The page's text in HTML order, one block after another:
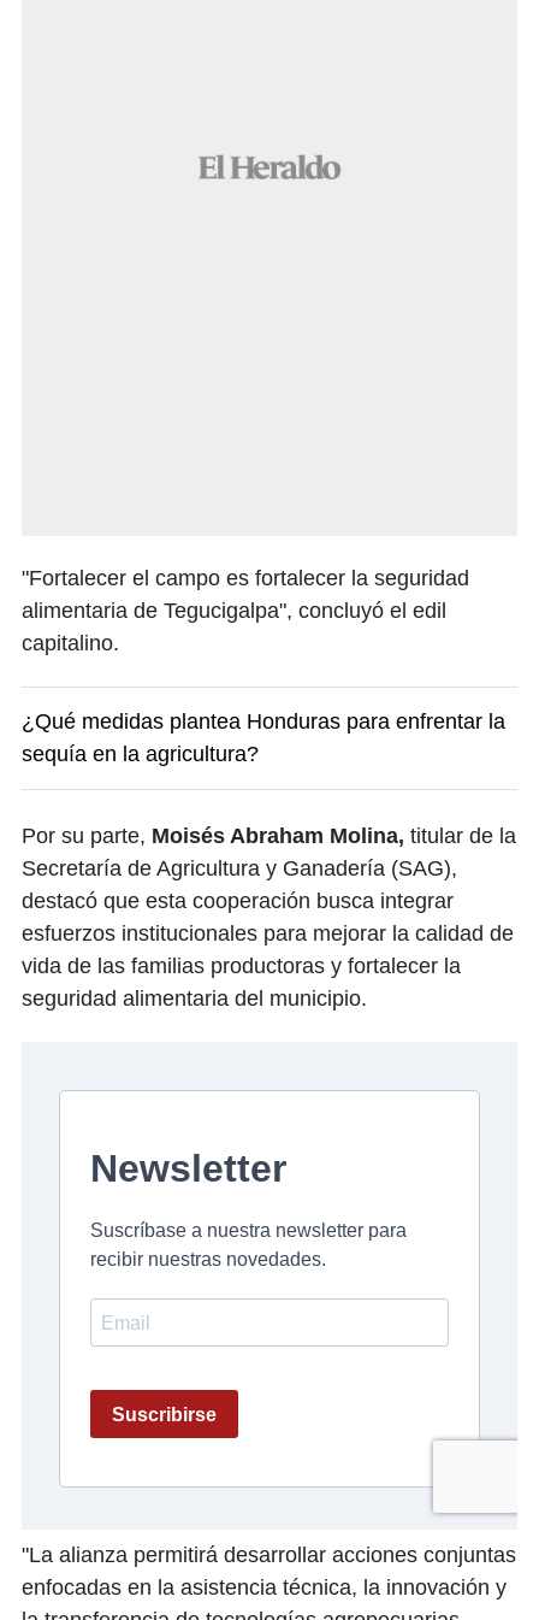
"Fortalecer el campo es fortalecer la seguridad
alimentaria de Tegucigalpa", concluyó el edil
capitalino.
¿Qué medidas plantea Honduras para enfrentar la
sequía en la agricultura?
Por su parte, Moisés Abraham Molina, titular de la
Secretaría de Agricultura y Ganadería (SAG),
destacó que esta cooperación busca integrar
esfuerzos institucionales para mejorar la calidad de
vida de las familias productoras y fortalecer la
seguridad alimentaria del municipio.
"La alianza permitirá desarrollar acciones conjuntas
enfocadas en la asistencia técnica, la innovación y